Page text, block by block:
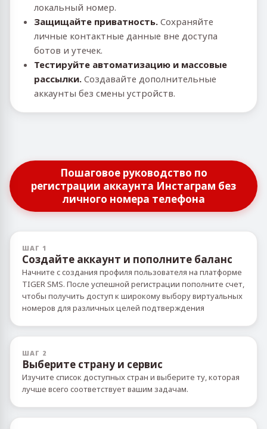
локальный номер.
Защищайте приватность. Сохраняйте
личные контактные данные вне доступа
ботов и утечек.
Тестируйте автоматизацию и массовые
рассылки. Создавайте дополнительные
аккаунты без смены устройств.
Пошаговое руководство по
регистрации аккаунта Инстаграм без
личного номера телефона
ШАГ 1
Создайте аккаунт и пополните баланс
Начните с создания профиля пользователя на платформе
TIGER SMS. После успешной регистрации пополните счет,
чтобы получить доступ к широкому выбору виртуальных
номеров для различных целей подтверждения
ШАГ 2
Выберите страну и сервис
Изучите список доступных стран и выберите ту, которая
лучше всего соответствует вашим задачам.